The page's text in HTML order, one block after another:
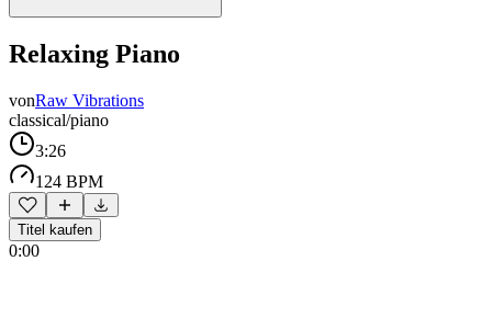
Relaxing Piano
vonRaw Vibrations
classical/piano
3:26
124 BPM
Titel kaufen
0:00